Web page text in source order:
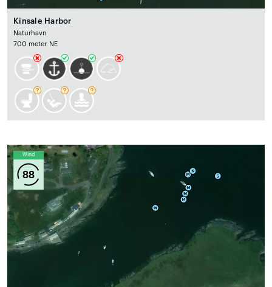
Kinsale Harbor
Naturhavn
700 meter NE
Wind
88